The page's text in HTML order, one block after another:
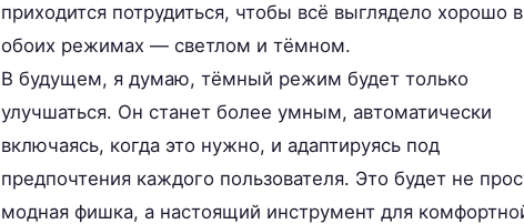
приходится потрудиться, чтобы всё выглядело хорошо в
обоих режимах — светлом и тёмном.
В будущем, я думаю, тёмный режим будет только
улучшаться. Он станет более умным, автоматически
включаясь, когда это нужно, и адаптируясь под
предпочтения каждого пользователя. Это будет не
модная фишка, а настоящий инструмент для